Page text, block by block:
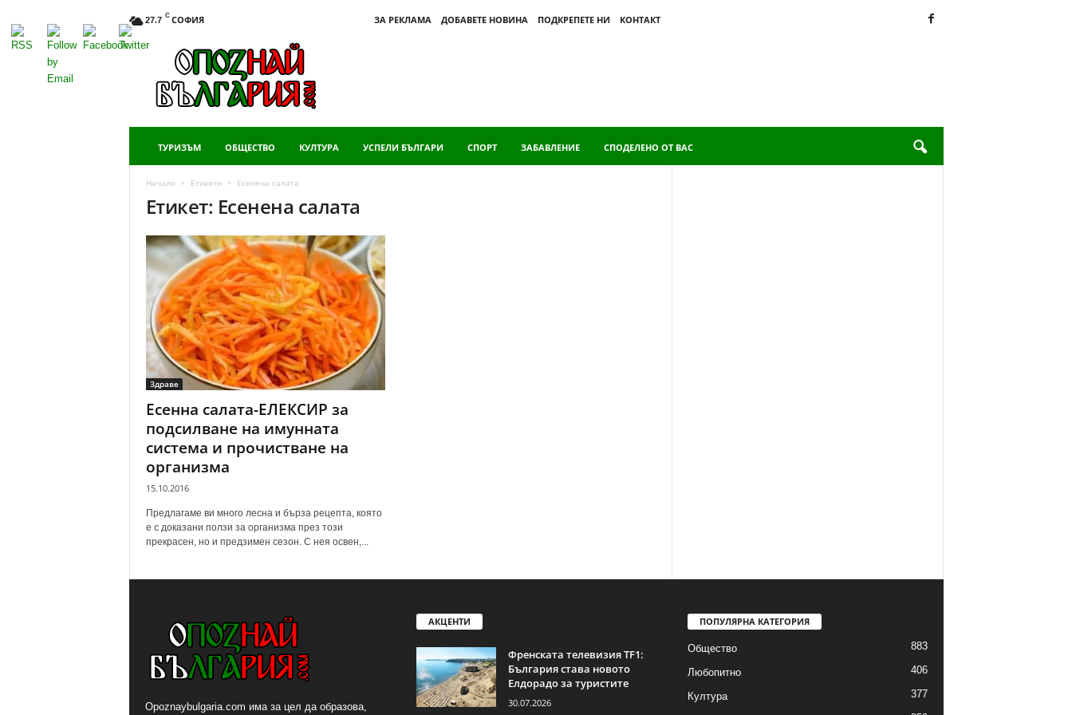
27.7 C СОФИЯ ЗА РЕКЛАМА ДОБАВЕТЕ НОВИНА ПОДКРЕПЕТЕ НИ
КОНТАКТ
Опознай
ТУРИЗЪМ ОБЩЕСТВО КУЛТУРА УСПЕЛИ БЪЛГАРИ СПОРТ ЗАБАВЛЕНИЕ СПОДЕЛЕНО ОТ ВАС
Начало Етикети Есенена салата
Етикет: Есенена салата
Здраве
Есенна салата-ЕЛЕКСИР за
подсилване на имунната
система и прочистване на
организма
15.10.2016
Предлагаме ви много лесна и бърза рецепта, която
е с доказани ползи за организма през този
прекрасен, но и предзимен сезон. С нея освен,...
Opoznaybulgaria.com има за цел да образова,
АКЦЕНТИ
Френската телевизия TF1:
България става новото
Елдорадо за туристите
30.07.2026
ПОПУЛЯРНА КАТЕГОРИЯ
Общество 883
Любопитно 406
Култура 377